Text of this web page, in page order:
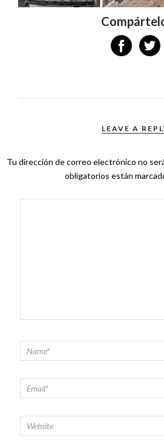
LEAVE A
Tu dirección de correo electrónico no
obligatorios están